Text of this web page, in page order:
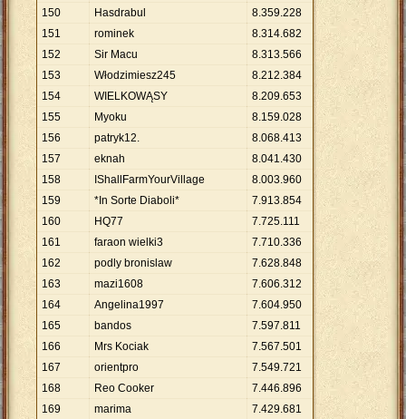
150
Hasdrabul 8.359.228
151
rominek 8.314.682
152
Sir Macu 8.313.566
153
Włodzimiesz245 8.212.384
154
WIELKOWĄSY 8.209.653
155
Myoku 8.159.028
156
patryk12. 8.068.413
157
eknah 8.041.430
158
IShallFarmYourVillage 8.003.960
159
*In Sorte Diaboli* 7.913.854
160
HQ77 7.725.111
161
faraon wielki3 7.710.336
162
podly bronislaw 7.628.848
163
mazi1608 7.606.312
164
Angelina1997 7.604.950
165
bandos 7.597.811
166
Mrs Kociak 7.567.501
167
orientpro 7.549.721
168
Reo Cooker 7.446.896
169
marima 7.429.681